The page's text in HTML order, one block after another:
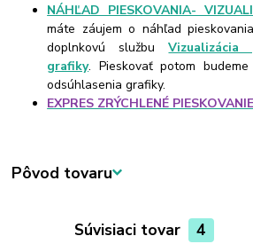
NÁHĽAD PIESKOVANIA-
máte záujem o náhľad
doplnkovú službuVizualizácia
grafiky. Pieskovať potom
odsúhlasenia grafiky.
EXPRES ZRÝCHLENÉ PIESKOVANIE
Pôvod tovaru
Súvisiaci tovar 4